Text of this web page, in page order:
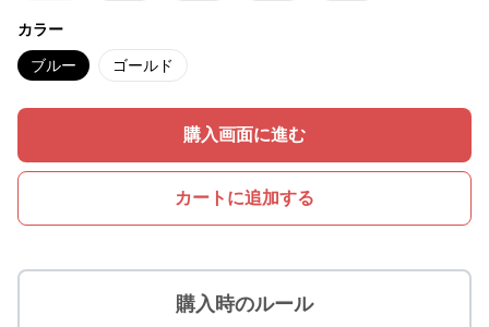
カラー
ブルー ゴールド
購入画面に進む
カートに追加する
購入時のルール